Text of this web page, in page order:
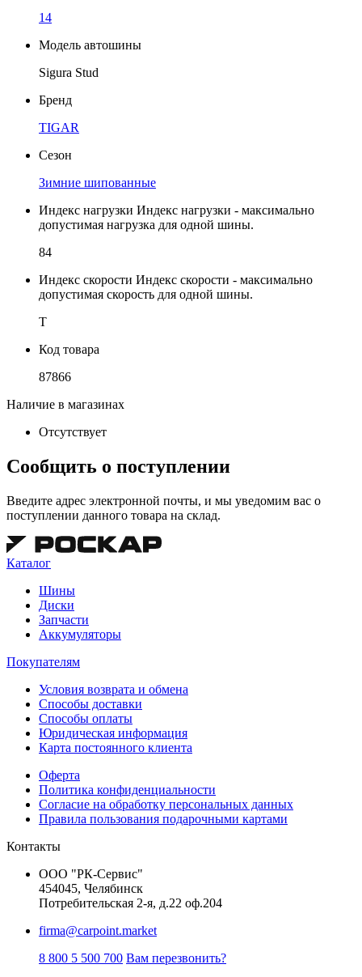
14
Модель автошины
Sigura Stud
Бренд
TIGAR
Сезон
Зимние шипованные
Индекс нагрузки Индекс нагрузки - максимально
допустимая нагрузка для одной шины.
84
Индекс скорости Индекс скорости - максимально
допустимая скорость для одной шины.
T
Код товара
87866
Наличие в магазинах
Отсутствует
Сообщить о поступлении
Введите адрес электронной почты, и мы уведомим вас о
поступлении данного товара на склад.
Каталог
Шины
Диски
Запчасти
Аккумуляторы
Покупателям
Условия возврата и обмена
Способы доставки
Способы оплаты
Юридическая информация
Карта постоянного клиента
Оферта
Политика конфиденциальности
Согласие на обработку персональных данных
Правила пользования подарочными картами
Контакты
ООО "РК-Сервис"
454045, Челябинск
Потребительская 2-я, д.22 оф.204
firma@carpoint.market
8 800 5 500 700 Вам перезвонить?